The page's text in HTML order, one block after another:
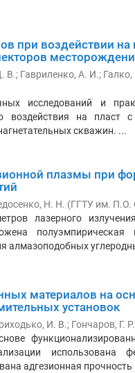
при воздействии на
В.; Гавриленко, А. И.;
исследований и
воздействия на пласт
скважин. ...
плазмы при
Н. Н. (ГГТУ им. П.О.
лазерного
алмазоподобных
материалов на
установок
И. В.; Гончаров, Г. Р.
использована
адгезионная прочность